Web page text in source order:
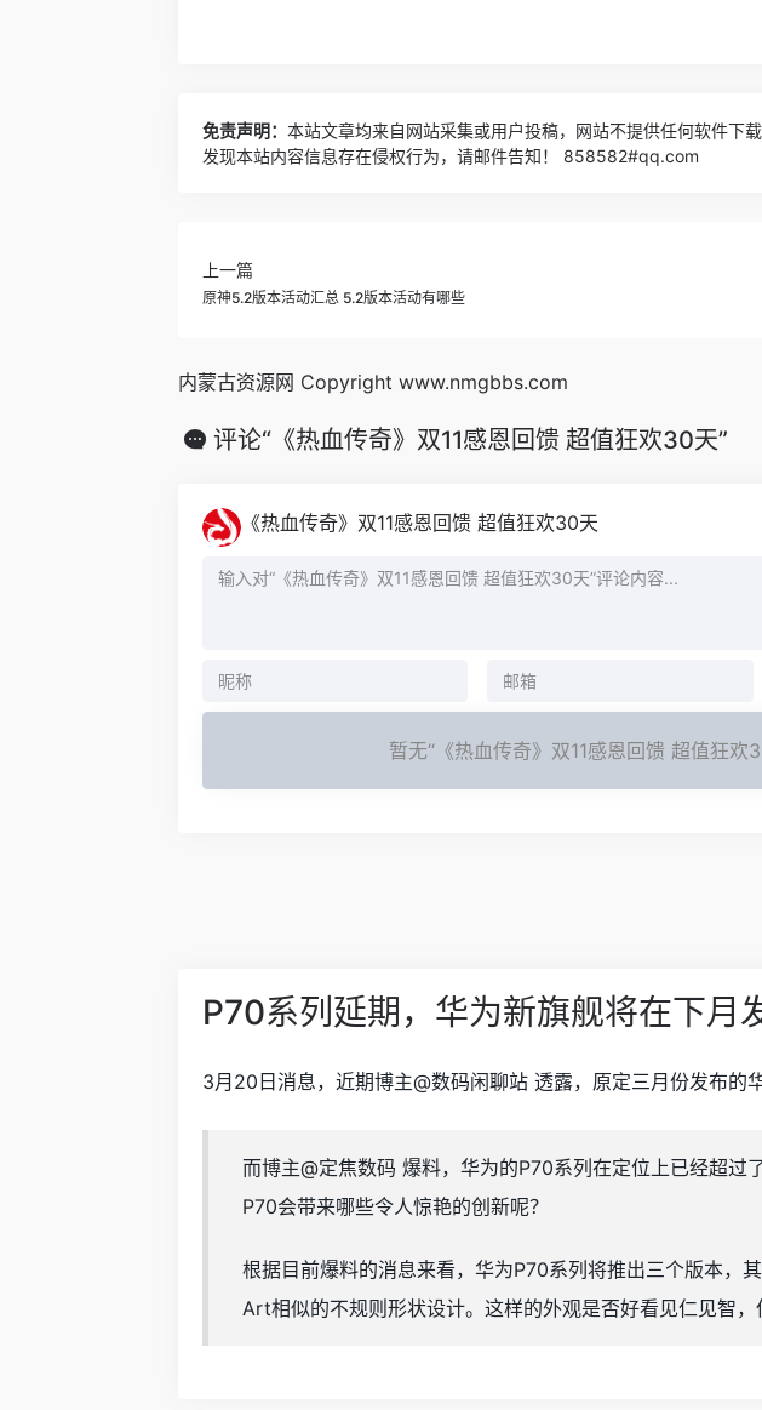
免责声明： 本站文章均来自网站采集或用户投稿，网站不提供任何软件下
发现本站内容信息存在侵权行为，请邮件告知！ 858582#qq.com
上一篇
原神5.2版本活动汇总 5.2版本活动有哪些
内蒙古资源网 Copyright www.nmgbbs.com
评论“《热血传奇》双11感恩回馈 超值狂欢30天”
《热血传奇》双11感恩回馈 超值狂欢30天
暂无“《热血传奇》双11感恩回馈 超值狂欢
P70系列延期，华为新旗舰将在下月
3月20日消息，近期博主@数码闲聊站 透露，原定三月份发布的
而博主@定焦数码 爆料，华为的P70系列在定位上已经超
P70会带来哪些令人惊艳的创新呢？
根据目前爆料的消息来看，华为P70系列将推出三个版本
Art相似的不规则形状设计。这样的外观是否好看见仁见智，